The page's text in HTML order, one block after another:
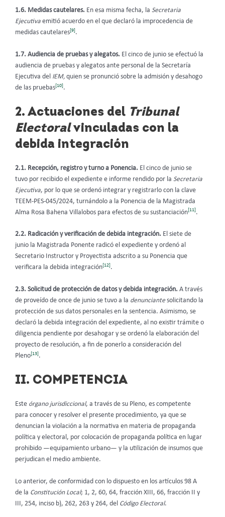
1.6. Medidas cautelares. En esa misma fecha, la Secretaria
Ejecutiva emitió acuerdo en el que declaró la improcedencia de
medidas cautelares[9].
1.7. Audiencia de pruebas y alegatos. El cinco de junio se efectuó la
audiencia de pruebas y alegatos ante personal de la Secretaría
Ejecutiva del IEM, quien se pronunció sobre la admisión y desahogo
de las pruebas[10].
2. Actuaciones del Tribunal
Electoralvinculadas con la
debida integración
2.1. Recepción, registro y turno a Ponencia. El cinco de junio se
tuvo por recibido el expediente e informe rendido por la Secretaria
Ejecutiva, por lo que se ordenó integrar y registrarlo con la clave
TEEM-PES-045/2024, turnándolo a la Ponencia de la Magistrada
Alma Rosa Bahena Villalobos para efectos de su sustanciación [11] .
2.2. Radicación y verificación de debida integración. El siete de
junio la Magistrada Ponente radicó el expediente y ordenó al
Secretario Instructor y Proyectista adscrito a su Ponencia que
verificara la debida integración[12].
2.3. Solicitud de protección de datos y debida integración. A través
de proveído de once de junio se tuvo a la denunciantesolicitando la
protección de sus datos personales en la sentencia. Asimismo, se
declaró la debida integración del expediente, al no existir trámite o
diligencia pendiente por desahogar y se ordenó la elaboración del
proyecto de resolución, a fin de ponerlo a consideración del
Pleno[13].
II. COMPETENCIA
Este órgano jurisdiccional, a través de su Pleno, es competente
para conocer y resolver el presente procedimiento, ya que se
denuncian la violación a la normativa en materia de propaganda
política y electoral, por colocación de propaganda política en lugar
prohibido —equipamiento urbano— y la utilización de insumos que
perjudican el medio ambiente.
Lo anterior, de conformidad con lo dispuesto en los artículos 98 A
de la Constitución Local; 1, 2, 60, 64, fracción XIII, 66, fracción II y
III, 254, inciso b), 262, 263 y 264, del Código Electoral.